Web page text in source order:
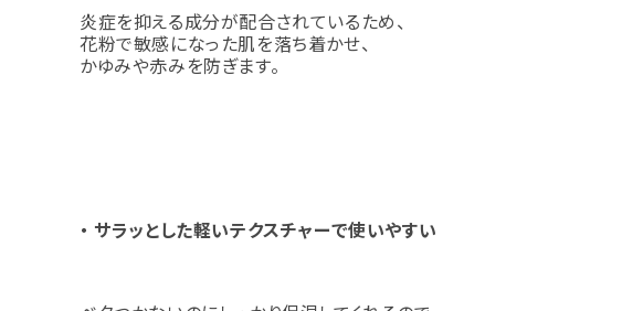
炎症を抑える成分が配合されているため、
花粉で敏感になった肌を落ち着かせ、
かゆみや赤みを防ぎます。
・ サラッとした軽いテクスチャーで使いやすい